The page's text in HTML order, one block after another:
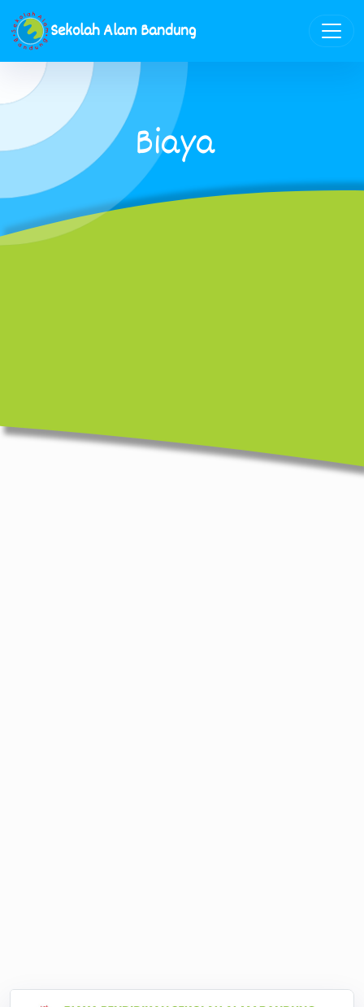
Sekolah Alam Bandung
Biaya